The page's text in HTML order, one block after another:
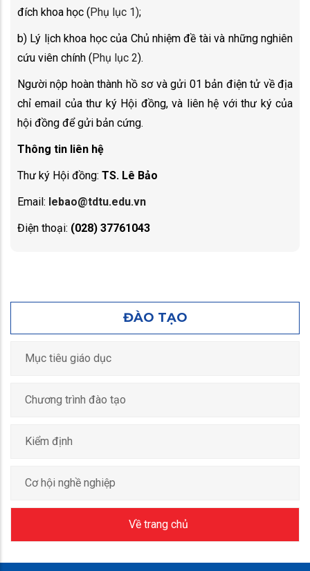
đích khoa học (Phụ lục 1);
b) Lý lịch khoa học của Chủ nhiệm đề tài và những nghiên
cứu viên chính (Phụ lục 2).
Người nộp hoàn thành hồ sơ và gửi 01 bản điện tử về địa
chỉ email của thư ký Hội đồng, và liên hệ với thư ký của
hội đồng để gửi bản cứng.
Thông tin liên hệ
Thư ký Hội đồng: TS. Lê Bảo
Email: lebao@tdtu.edu.vn
Điện thoại: (028) 37761043
ĐÀO TẠO
Mục tiêu giáo dục
Chương trình đào tạo
Kiểm định
Cơ hội nghề nghiệp
Về trang chủ